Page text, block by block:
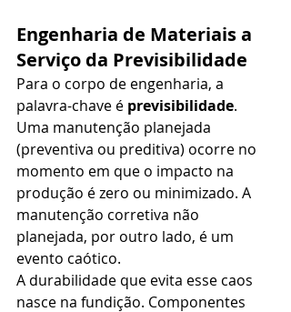
Engenharia de Materiais a
Serviço da Previsibilidade
Para o corpo de engenharia, a
palavra-chave é previsibilidade.
Uma manutenção planejada
(preventiva ou preditiva) ocorre no
momento em que o impacto na
produção é zero ou minimizado. A
manutenção corretiva não
planejada, por outro lado, é um
evento caótico.
A durabilidade que evita esse caos
nasce na fundição. Componentes